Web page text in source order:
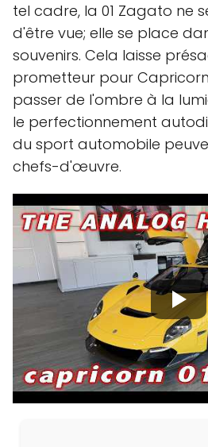
tel cadre, la 01 Zagato ne
d'être vue; elle se place
souvenirs. Cela laisse
prometteur pour
passer de l'ombre à la
le perfectionnement
du sport automobile
chefs-d'œuvre.